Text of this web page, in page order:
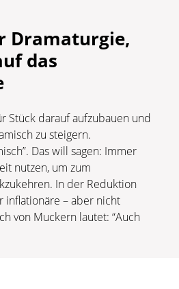
Dramaturgie,
das
Stück darauf aufzubauen und
zu steigern.
Das will sagen: Immer
nutzen, um zum
In der Reduktion
inflationäre – aber nicht
von Muckern lautet: “Auch